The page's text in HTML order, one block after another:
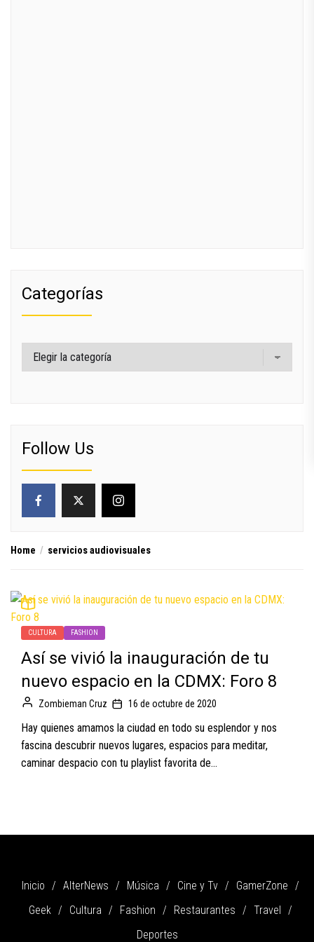
Home servicios audiovisuales
CULTURA FASHION
Así se vivió la inauguración de tu
nuevo espacio en la CDMX: Foro 8
Zombieman Cruz 16 de octubre de 2020
Hay quienes amamos la ciudad en todo su esplendor y nos
fascina descubrir nuevos lugares, espacios para meditar,
caminar despacio con tu playlist favorita de...
Categorías
Categorías
Follow Us
Inicio AlterNews Música Cine y Tv
GamerZone
Geek
Cultura Fashion Restaurantes
Travel
Deportes